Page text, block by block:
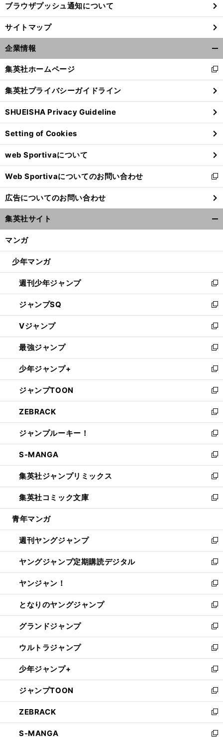
。
ブラウザプッシュ通知について
サイトマップ
企業情報
閉
る
集英社ホームページ
新
し
い
ウ
ィ
ン
ド
ウ
で
開
く
集英社プライバシーガイドライン
SHUEISHA Privacy Guideline
Setting of Cookies
web Sportivaについて
Web Sportivaについてのお問い合わせ
新
し
い
ウ
ィ
ン
ウ
開
く
広告についてのお問い合わせ
集英社サイト
マンガ
少年マンガ
週刊少年ジャンプ
新
し
い
ウ
ィ
ン
ド
ウ
で
開
く
ジャンプSQ
新
し
い
ウ
ィ
ン
ド
ウ
で
開
く
Vジャンプ
新
し
い
ウ
ィ
ン
ド
ウ
で
開
く
最強ジャンプ
新
し
い
ウ
ィ
ン
ド
ウ
で
開
く
少年ジャンプ+
新
し
い
ウ
ィ
ン
ド
ウ
で
開
く
ジャンプTOON
新
し
い
ウ
ィ
ン
ド
ウ
で
開
く
ZEBRACK
新
し
い
ウ
ィ
ン
ド
ウ
で
開
ジャンプルーキー！
新
し
い
ウ
ィ
ン
ド
ウ
開
く
S-MANGA
新
し
い
ウ
ィ
ン
ウ
で
開
く
集英社ジャンプリミックス
新
し
い
ウ
ン
ド
ウ
で
開
く
集英社コミック文庫
新
し
ウ
ィ
ン
ド
ウ
で
開
く
青年マンガ
週刊ヤングジャンプ
新
し
い
ウ
ィ
ン
ド
ウ
で
開
く
ヤングジャンプ定期購読デジタル
新
し
い
ウ
ィ
ン
ド
ウ
で
開
く
ヤンジャン！
新
し
い
ウ
ィ
ン
ド
ウ
で
開
く
となりのヤングジャンプ
新
し
い
ウ
ィ
ン
ド
ウ
で
開
く
グランドジャンプ
新
し
い
ウ
ィ
ン
ド
ウ
で
開
く
ウルトラジャンプ
新
し
い
ウ
ィ
ン
ド
ウ
で
少年ジャンプ+
新
し
い
ウ
ィ
ン
ド
ジャンプTOON
新
し
い
ウ
ィ
ZEBRACK
新
し
い
S-MANGA